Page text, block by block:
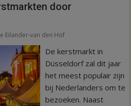
door
Eilander-van den Hof
De kerstmarkt in
Düsseldorf zal dit jaar
het meest populair zijn
bij Nederlanders om te
bezoeken. Naast